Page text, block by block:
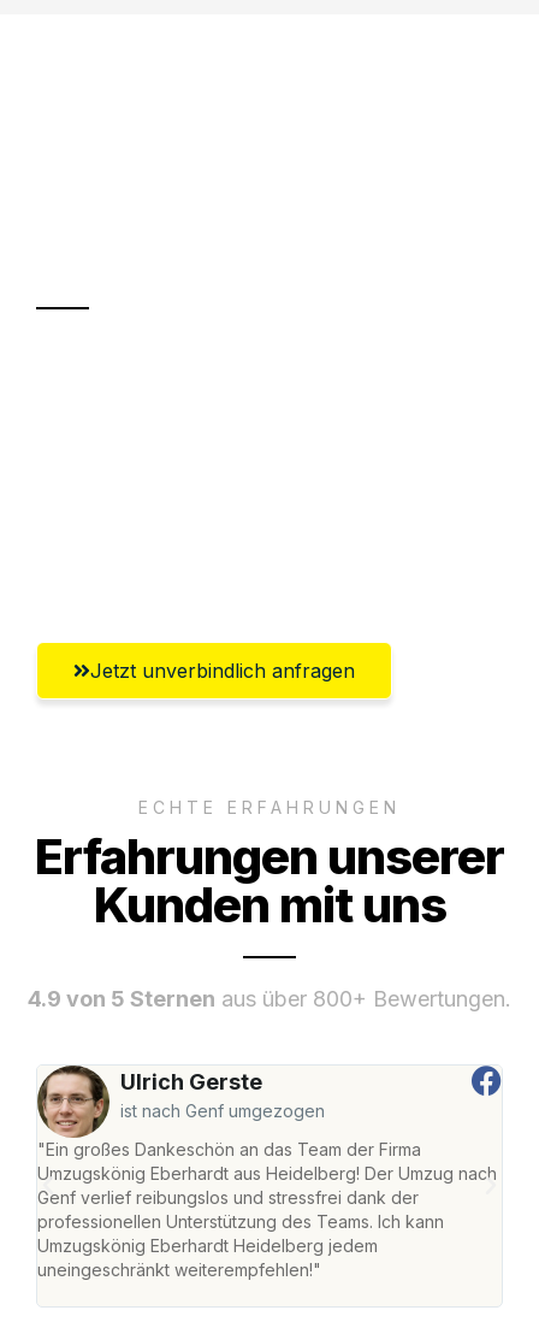
Jetzt unverbindlich anfragen
ECHTE ERFAHRUNGEN
Erfahrungen unserer
Kunden mit uns
4.9 von 5 Sternen aus über 800+ Bewertungen.
Ulrich Gerste
ist nach Genf umgezogen
"Ein großes Dankeschön an das Team der Firma
Umzugskönig Eberhardt aus Heidelberg! Der Umzug nach
Genf verlief reibungslos und stressfrei dank der
professionellen Unterstützung des Teams. Ich kann
Umzugskönig Eberhardt Heidelberg jedem
uneingeschränkt weiterempfehlen!"